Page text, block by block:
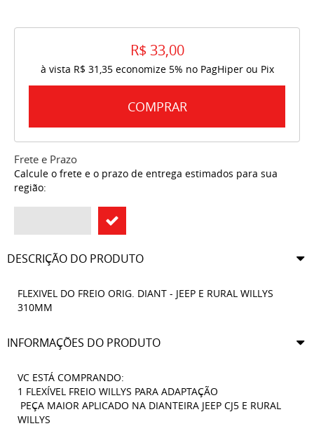
R$ 33,00
à vista R$ 31,35economize 5% no PagHiper ou Pix
COMPRAR
Frete e Prazo
Calcule o frete e o prazo de entrega estimados para sua
região:
DESCRIÇÃO DO PRODUTO
FLEXIVEL DO FREIO ORIG. DIANT - JEEP E RURAL WILLYS
310MM
INFORMAÇÕES DO PRODUTO
VC ESTÁ COMPRANDO:
1 FLEXÍVEL FREIO WILLYS PARA ADAPTAÇÃO
PEÇA MAIOR APLICADO NA DIANTEIRA JEEP CJ5 E RURAL
WILLYS